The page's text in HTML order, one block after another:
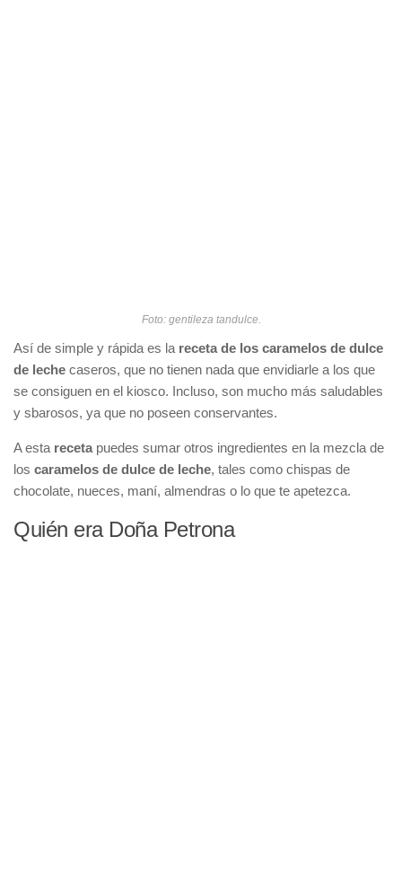
Foto: gentileza tandulce.
Así de simple y rápida es la receta de los caramelos de dulce
de leche caseros, que no tienen nada que envidiarle a los que
se consiguen en el kiosco. Incluso, son mucho más saludables
y sbarosos, ya que no poseen conservantes.
A esta receta puedes sumar otros ingredientes en la mezcla de
los caramelos de dulce de leche, tales como chispas de
chocolate, nueces, maní, almendras o lo que te apetezca.
Quién era Doña Petrona